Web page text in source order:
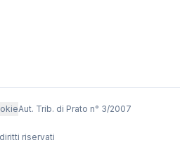
Aut. Trib. di Prato n° 3/2007
riservati